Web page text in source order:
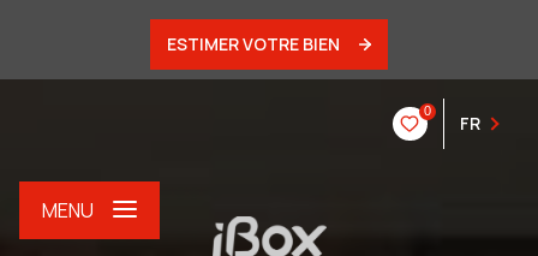
ESTIMER VOTRE BIEN
0
FR
MENU